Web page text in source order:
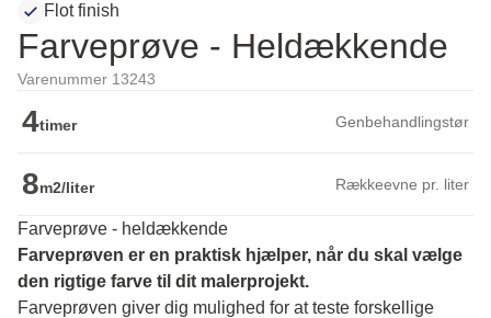
Flot finish
Farveprøve - Heldækkende
Varenummer 13243
4timer Genbehandlingstør
8m2/liter Rækkeevne pr. liter
Farveprøve - heldækkende
Farveprøven er en praktisk hjælper, når du skal vælge
den rigtige farve til dit malerprojekt.
Farveprøven giver dig mulighed for at teste forskellige